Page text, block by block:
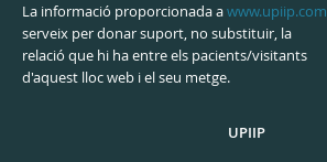
La informació proporcionada awww.upiip.com
serveix per donar suport, no substituir, la
relació que hi ha entre els pacients/visitants
d'aquest lloc web i el seu metge.
UPIIP